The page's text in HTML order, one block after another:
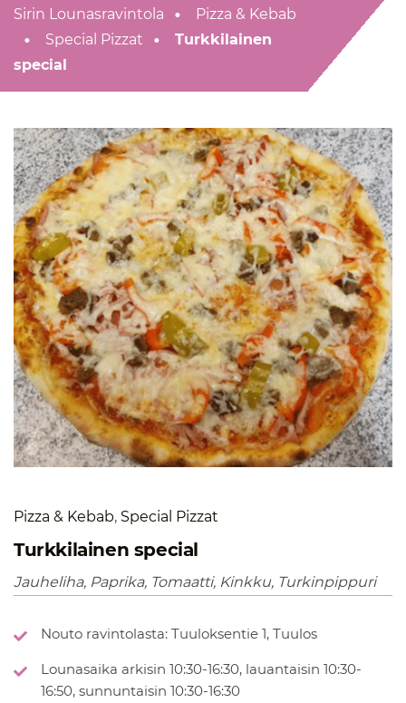
Sirin Lounasravintola
Pizza & Kebab
Special Pizzat
Turkkilainen
special
Pizza & Kebab, Special Pizzat
Turkkilainen special
Jauheliha, Paprika, Tomaatti, Kinkku, Turkinpippuri
Nouto ravintolasta: Tuuloksentie 1, Tuulos
Lounasaika arkisin 10:30-16:30, lauantaisin 10:30-
16:50, sunnuntaisin 10:30-16:30